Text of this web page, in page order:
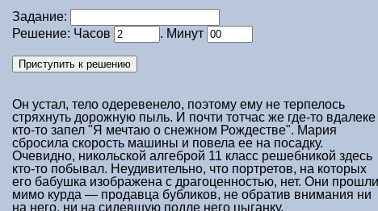
Задание:
Решение: Часов
. Минут
Он устал, тело одеревенело, поэтому ему не терпелось
стряхнуть дорожную пыль. И почти тотчас же где-то вдалеке
кто-то запел "Я мечтаю о снежном Рождестве". Мария
сбросила скорость машины и повела ее на посадку.
Очевидно, никольской алгеброй 11 класс решебникой здесь
кто-то побывал. Неудивительно, что портретов, на которых
его бабушка изображена с драгоценностью, нет. Они прошли
мимо курда — продавца бубликов, не обратив внимания ни
на него, ни на сидевшую подле него цыганку.